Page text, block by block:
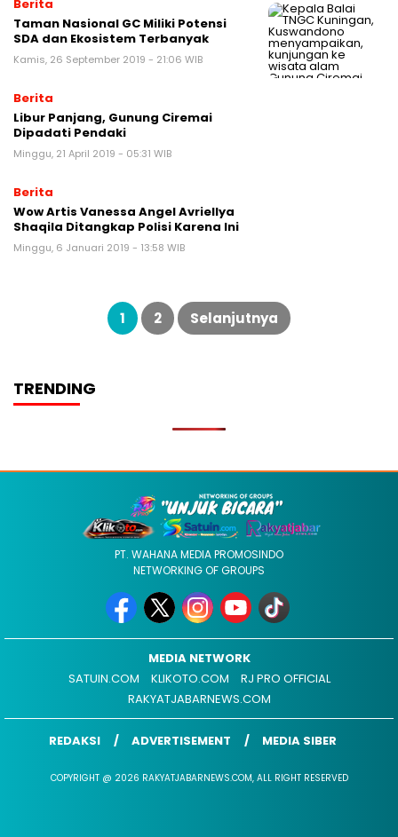
Berita
Taman Nasional GC Miliki Potensi
SDA dan Ekosistem Terbanyak
Kamis, 26 September 2019 - 21:06 WIB
Berita
Libur Panjang, Gunung Ciremai
Dipadati Pendaki
Minggu, 21 April 2019 - 05:31 WIB
Berita
Wow Artis Vanessa Angel Avriellya
Shaqila Ditangkap Polisi Karena Ini
Minggu, 6 Januari 2019 - 13:58 WIB
Paginasi
1 2 Selanjutnya
TRENDING
PT. WAHANA MEDIA PROMOSINDO
NETWORKING OF GROUPS
MEDIA NETWORK
SATUIN.COM
KLIKOTO.COM
RJ PRO OFFICIAL
RAKYATJABARNEWS.COM
REDAKSI ADVERTISEMENT MEDIA SIBER
COPYRIGHT @ 2026 RAKYATJABARNEWS.COM, ALL RIGHT RESERVED